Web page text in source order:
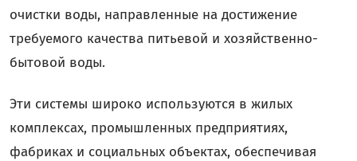
очистки воды, направленные на достижение
требуемого качества питьевой и хозяйственно-
бытовой воды.
Эти системы широко используются в жилых
комплексах, промышленных предприятиях,
фабриках и социальных объектах, обеспечивая